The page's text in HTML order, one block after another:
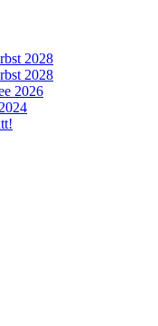
2028
2028
2026